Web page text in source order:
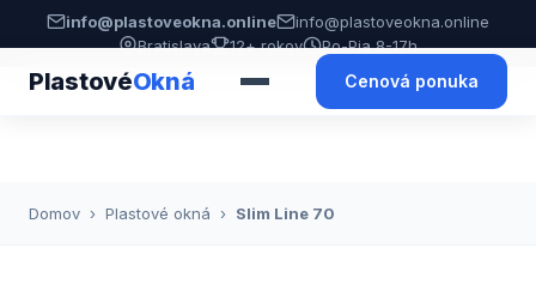
info@plastoveokna.online
info@plastoveokna.online
Bratislava
12+ rokov Po-Pia 8-17h
PlastovéOkná Cenová ponuka
Domov › Plastové okná › Slim Line 70